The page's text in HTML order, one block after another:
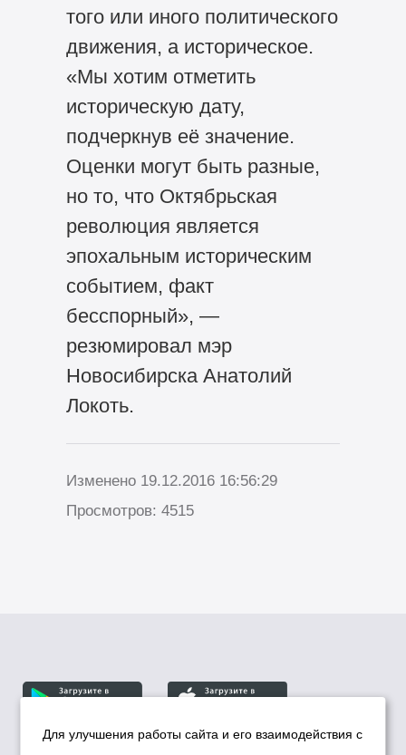
того или иного политического
движения, а историческое.
«Мы хотим отметить
историческую дату,
подчеркнув её значение.
Оценки могут быть разные,
но то, что Октябрьская
революция является
эпохальным историческим
событием, факт
бесспорный», —
резюмировал мэр
Новосибирска Анатолий
Локоть.
Изменено 19.12.2016 16:56:29
Просмотров: 4515
Для улучшения работы сайта и его взаимодействия с